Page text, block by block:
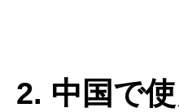
2. 中国で